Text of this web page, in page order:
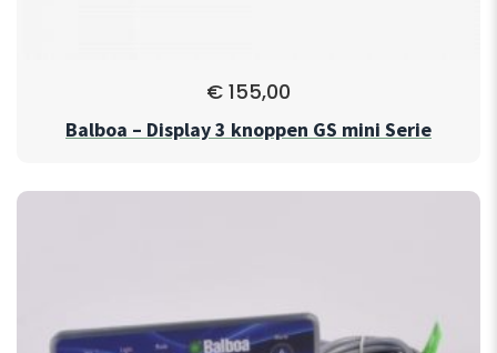
€ 155,00
Balboa – Display 3 knoppen GS mini Serie